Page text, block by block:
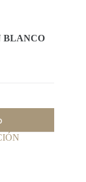
BLANCO